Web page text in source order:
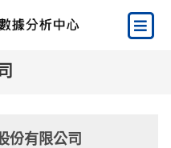
份有限公司